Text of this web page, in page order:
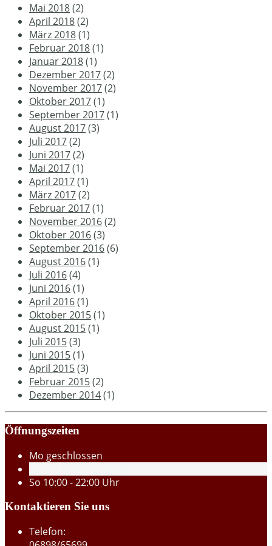
Mai 2018(2)
April 2018(2)
März 2018(1)
Februar 2018(1)
Januar 2018(1)
Dezember 2017(2)
November 2017(2)
Oktober 2017(1)
September 2017(1)
August 2017(3)
Juli 2017(2)
Juni 2017(2)
Mai 2017(1)
April 2017(1)
März 2017(2)
Februar 2017(1)
November 2016(2)
Oktober 2016(3)
September 2016(6)
August 2016(1)
Juli 2016(4)
Juni 2016(1)
April 2016(1)
Oktober 2015(1)
August 2015(1)
Juli 2015(3)
Juni 2015(1)
April 2015(3)
Februar 2015(2)
Dezember 2014(1)
Öffnungszeiten
Mo geschlossen
So 10:00 - 22:00 Uhr
Kontaktieren Sie uns
Telefon: